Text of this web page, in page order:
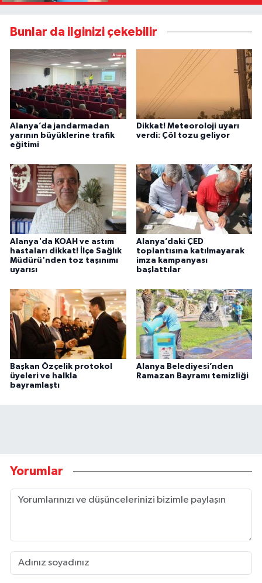
Bunlar da ilginizi çekebilir
Alanya’da jandarmadan
yarının büyüklerine trafik
eğitimi
Dikkat! Meteoroloji uyarı
verdi: Çöl tozu geliyor
Alanya'da KOAH ve astım
hastaları dikkat! İlçe Sağlık
Müdürü'nden toz taşınımı
uyarısı
Alanya’daki ÇED
toplantısına katılmayarak
imza kampanyası
başlattılar
Başkan Özçelik protokol
üyeleri ve halkla
bayramlaştı
Alanya Belediyesi’nden
Ramazan Bayramı temizliği
Yorumlar